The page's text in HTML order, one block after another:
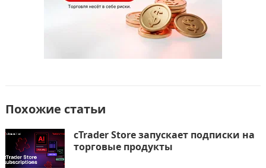
Похожие статьи
cTrader Store запускает подписки на
торговые продукты